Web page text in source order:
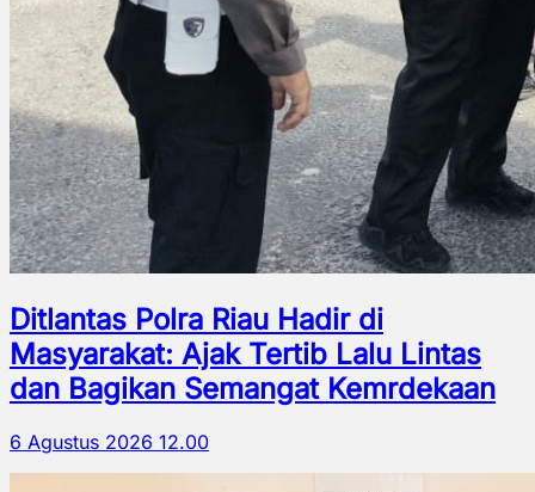
Ditlantas Polra Riau Hadir di
Masyarakat: Ajak Tertib Lalu Lintas
dan Bagikan Semangat Kemrdekaan
6 Agustus 2026 12.00